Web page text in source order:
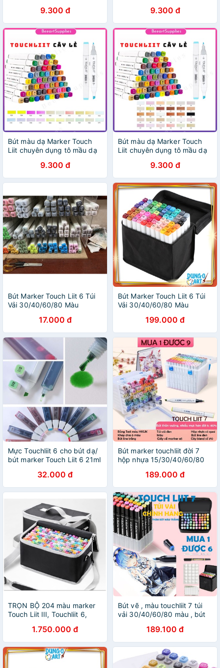
9.300 đ 9.300 đ
Bút màu dạ Marker Touch
Liit chuyên dụng tô mầu dạ
9.300 đ
Bút màu dạ Marker Touch
Liit chuyên dụng tô mầu dạ
9.300 đ
Bút Marker Touch Liit 6 Túi
Vải 30/40/60/80 Màu
Chính Hãng17.000 đ
Bút Marker Touch Liit 6 Túi
Vải 30/40/60/80 Màu
Chính Hãng199.000 đ
Mực Touchliit 6 cho bút dạ/
bút marker Touch Liit 6 21ml
32.000 đ
Bút marker touchliit đời 7
hộp nhựa 15/30/40/60/80
189.000 đ
TRỌN BỘ 204 màu marker
Touch Liit III, Touchliit 6,
đầu mỹ thuật - vẽ tranh,báo
tường,đồ án✨
1.750.000 đ
Bút vẽ , màu touchliit 7 túi
vải 30/40/60/80 màu , bút
anime cao cấp HKUK
189.100 đ